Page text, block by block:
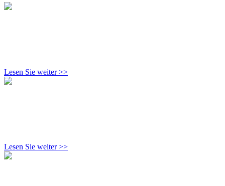
Lesen Sie weiter >>
Lesen Sie weiter >>